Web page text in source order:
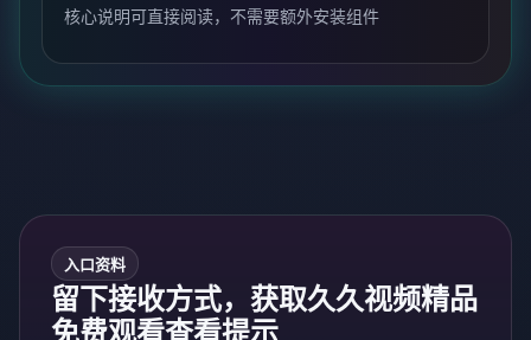
核心说明可直接阅读，不需要额外安装组件
入口资料
留下接收方式，获取久久视频精品
免费观看查看提示